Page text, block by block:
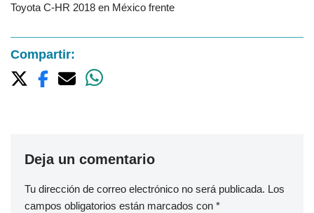
Toyota C-HR 2018 en México frente
Compartir:
Deja un comentario
Tu dirección de correo electrónico no será publicada. Los
campos obligatorios están marcados con *